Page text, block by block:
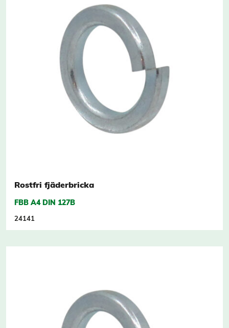
Rostfri fjäderbricka
FBB A4 DIN 127B
24141